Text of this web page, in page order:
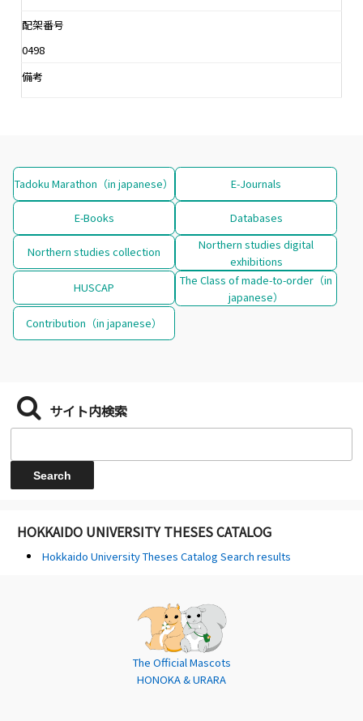
配架番号
0498
備考
Tadoku Marathon（in japanese） E-Journals
E-Books Databases
Northern studies collection
Northern studies digital
exhibitions
HUSCAP
The Class of made-to-order（in
japanese）
Contribution（in japanese）
サイト内検索
HOKKAIDO UNIVERSITY THESES CATALOG
Hokkaido University Theses Catalog Search results
The Official Mascots
HONOKA & URARA